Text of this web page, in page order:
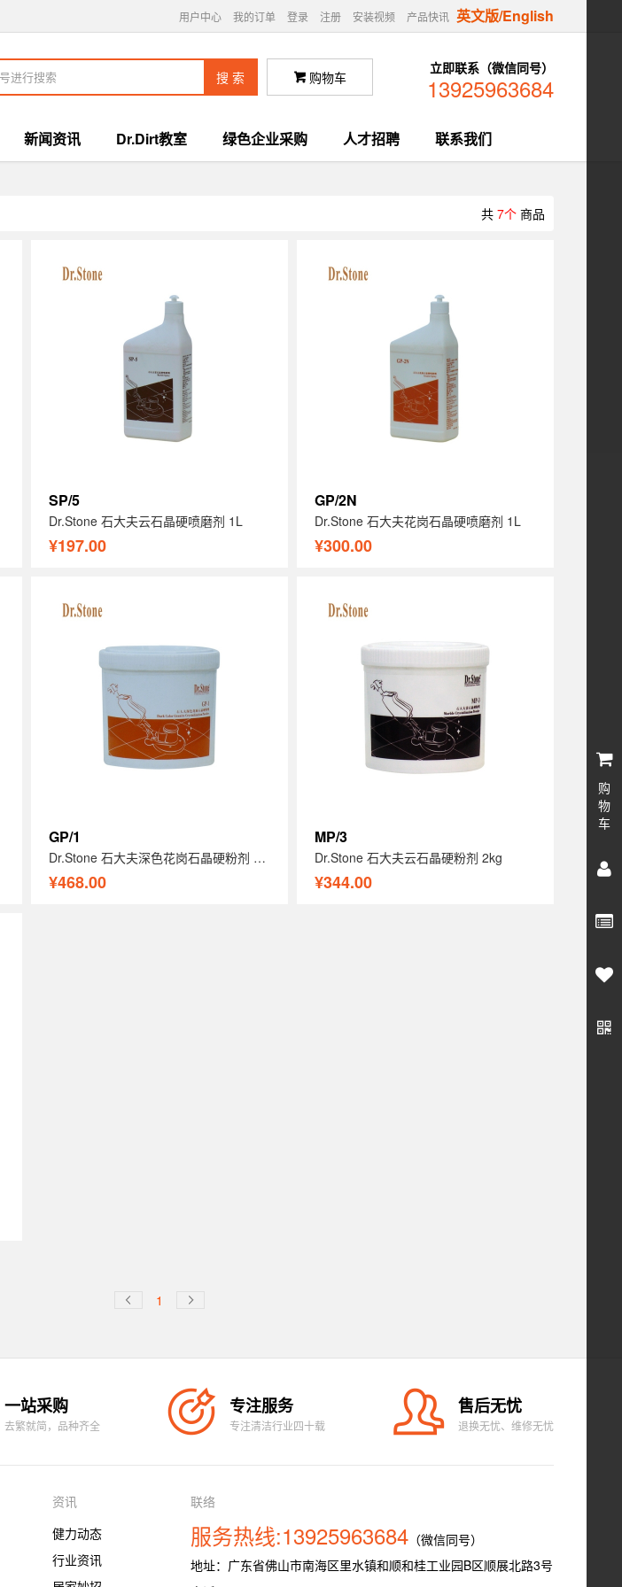
用户中心 我的订单 登录 注册 安装视频 产品快讯 英文版/English
 购物车
立即联系（微信同号）
13925963684
新闻资讯 Dr.Dirt教室 绿色企业采购 人才招聘 联系我们
共 7个 商品
SP/5
Dr.Stone 石大夫云石晶硬喷磨剂 1L
¥197.00
GP/2N
Dr.Stone 石大夫花岗石晶硬喷磨剂 1L
¥300.00
GP/1
Dr.Stone 石大夫深色花岗石晶硬粉剂 2kg
¥468.00
MP/3
Dr.Stone 石大夫云石晶硬粉剂 2kg
¥344.00
 1 
一站采购
去繁就简，品种齐全
专注服务
专注清洁行业四十载
售后无忧
退换无忧、维修无忧
资讯
健力动态
行业资讯
联络
服务热线:13925963684 （微信同号）
地址：广东省佛山市南海区里水镇和顺和桂工业园B区顺展北路3号
购
物
车